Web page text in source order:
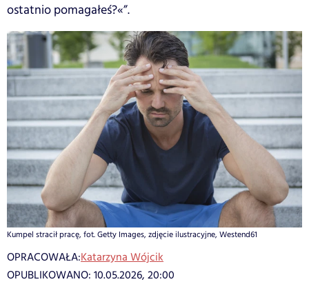
ostatnio pomagałeś?«”.
Kumpel stracił pracę, fot. Getty Images, zdjęcie ilustracyjne, Westend61
OPRACOWAŁA:Katarzyna Wójcik
OPUBLIKOWANO: 10.05.2026, 20:00